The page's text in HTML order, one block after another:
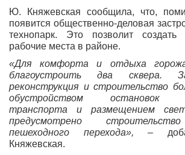
Ю. Княжевская сообщила, что,
появится общественно-деловая
технопарк. Это позволит создать
рабочие места в районе.
«Для комфорта и отдыха
благоустроить два сквера.
реконструкция и строительство
обустройством остановок
транспорта и размещением
предусмотрено
пешеходного перехода», –
Княжевская.